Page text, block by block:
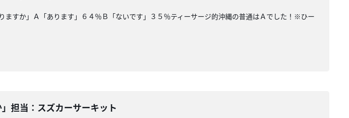
ますか」Ａ「あります」６４％Ｂ「ないです」３５％ティーサージ的沖縄の普通はＡでした！※ひー
担当：スズカーサーキット